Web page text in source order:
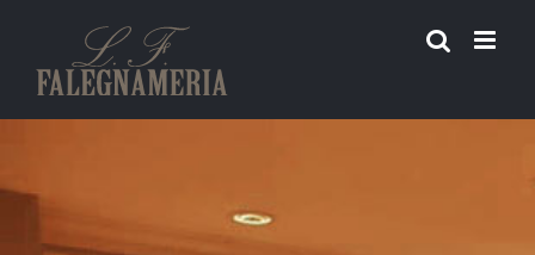
contenuto